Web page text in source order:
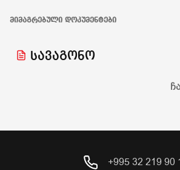
ᲛᲘᲛᲐᲒᲠᲔᲑᲣᲚᲘ ᲓᲝᲙᲣᲛᲔᲜᲢᲔᲑᲘ
სავაგონო
+995 32 219 90